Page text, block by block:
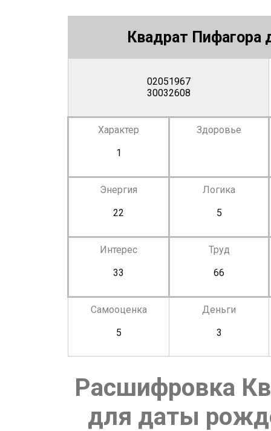
Квадрат Пифагора
02051967
30032608
Характер
1
Здоровье
Энергия
22
Логика
5
Интерес
33
Труд
66
Самооценка
5
Деньги
3
Расшифровка
для даты